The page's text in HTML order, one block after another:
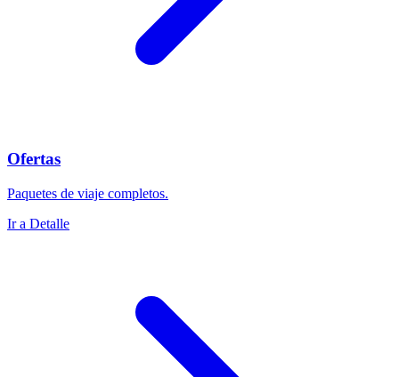
Ofertas
Paquetes de viaje completos.
Ir a Detalle